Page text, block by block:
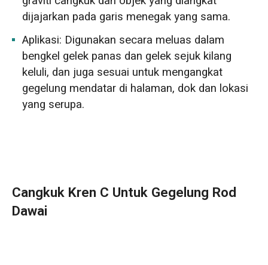
dijajarkan pada garis menegak yang sama.
Aplikasi: Digunakan secara meluas dalam
bengkel gelek panas dan gelek sejuk kilang
keluli, dan juga sesuai untuk mengangkat
gegelung mendatar di halaman, dok dan lokasi
yang serupa.
Cangkuk Kren C Untuk Gegelung Rod
Dawai